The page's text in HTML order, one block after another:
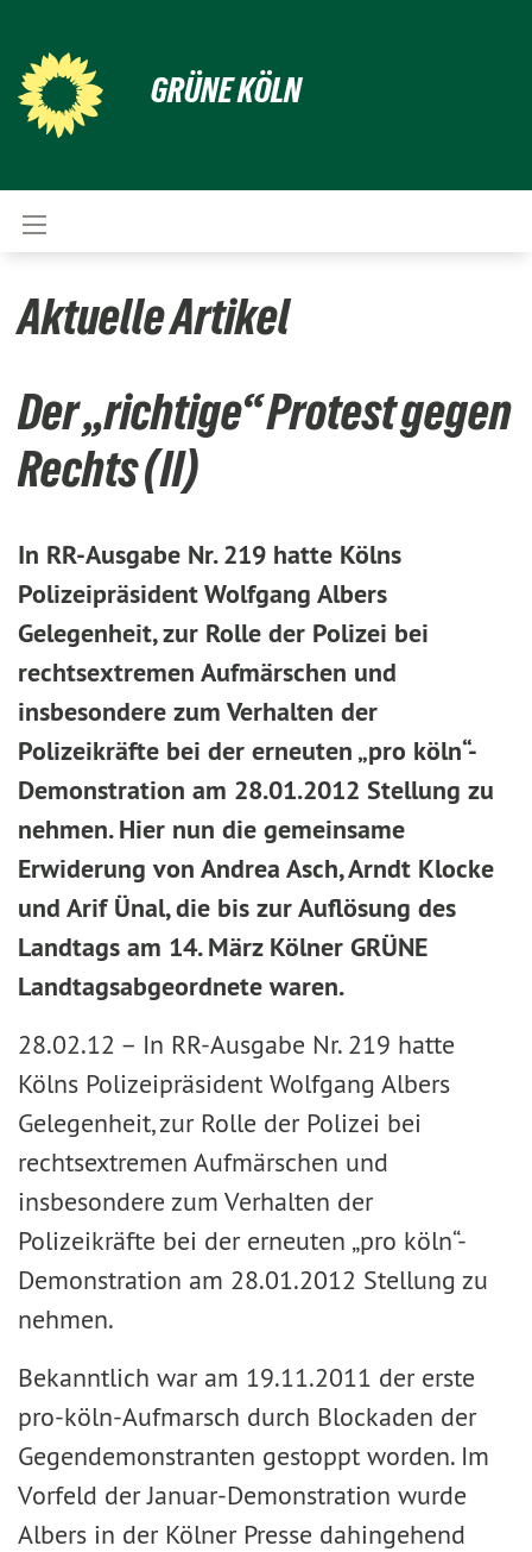
GRÜNE KÖLN
Aktuelle Artikel
Der „richtige“ Protest gegen
Rechts (II)
In RR-Ausgabe Nr. 219 hatte Kölns
Polizeipräsident Wolfgang Albers
Gelegenheit, zur Rolle der Polizei bei
rechtsextremen Aufmärschen und
insbesondere zum Verhalten der
Polizeikräfte bei der erneuten „pro köln“-
Demonstration am 28.01.2012 Stellung zu
nehmen. Hier nun die gemeinsame
Erwiderung von Andrea Asch, Arndt Klocke
und Arif Ünal, die bis zur Auflösung des
Landtags am 14. März Kölner GRÜNE
Landtagsabgeordnete waren.
28.02.12 – In RR-Ausgabe Nr. 219 hatte
Kölns Polizeipräsident Wolfgang Albers
Gelegenheit, zur Rolle der Polizei bei
rechtsextremen Aufmärschen und
insbesondere zum Verhalten der
Polizeikräfte bei der erneuten „pro köln“-
Demonstration am 28.01.2012 Stellung zu
nehmen.
Bekanntlich war am 19.11.2011 der erste
pro-köln-Aufmarsch durch Blockaden der
Gegendemonstranten gestoppt worden. Im
Vorfeld der Januar-Demonstration wurde
Albers in der Kölner Presse dahingehend